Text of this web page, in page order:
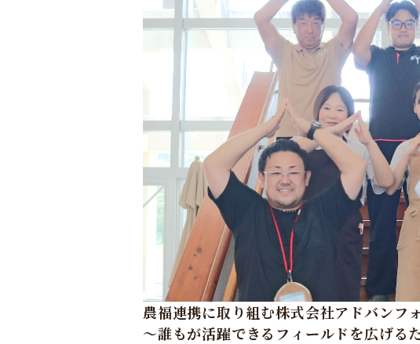
農福連携に取り組む株式会社アドバンフ
～誰もが活躍できるフィールドを広げる